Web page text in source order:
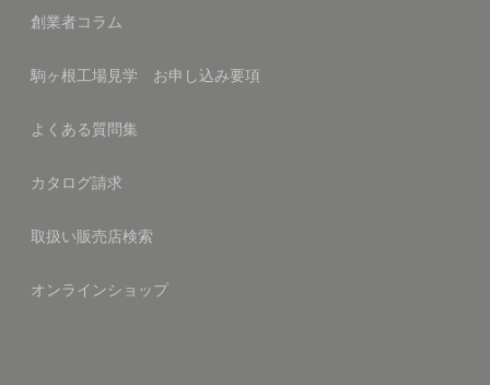
創業者コラム
駒ヶ根工場見学 お申し込み要項
よくある質問集
カタログ請求
取扱い販売店検索
オンラインショップ